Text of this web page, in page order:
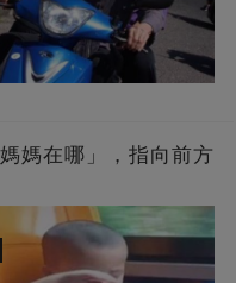
媽在哪」，指向前方